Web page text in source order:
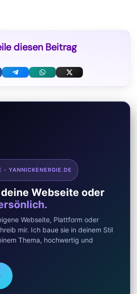
diesen Beitrag
T
r
m
W
A
p
X
t
e
)
- YANNICKENERGIE.DE
Webseite oder
Webseite, Plattform oder
mir. Ich baue sie in deinem Stil
Thema, hochwertig und